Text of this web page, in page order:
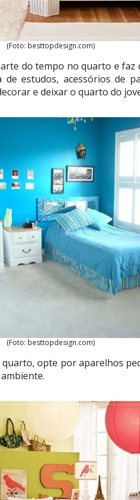
(Foto: besttopdesign.com)
do tempo no quarto e faz
estudos, acessórios de
e deixar o quarto do
(Foto: besttopdesign.com)
opte por aparelhos